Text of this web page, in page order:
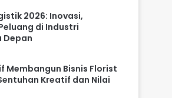
2026: Inovasi,
di Industri
Depan
Bisnis Florist
Kreatif dan Nilai